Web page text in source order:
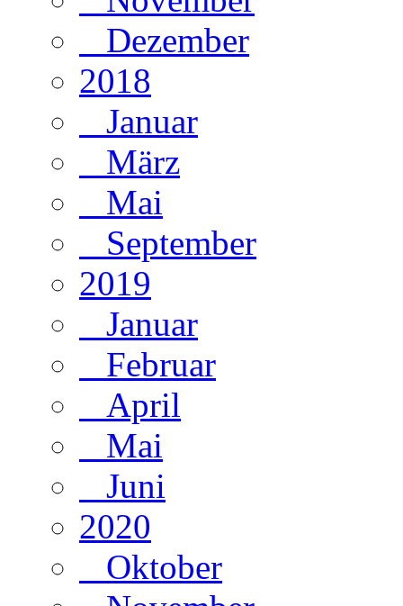
Dezember
2018
Januar
März
Mai
September
2019
Januar
Februar
April
Mai
Juni
2020
Oktober